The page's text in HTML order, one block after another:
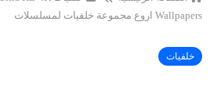
Wallpapers اروع مجموعة خلفيات لمسلسلات
خلفيات